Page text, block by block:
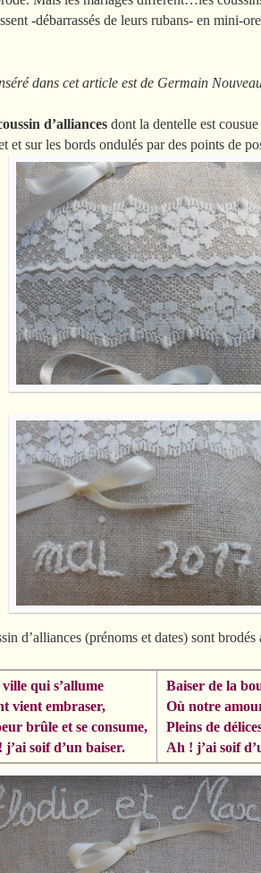
-débarrassés de leurs rubans- en mini-
dans cet article est de Germain
d’alliances dont la dentelle est
et sur les bords ondulés par des points de
d’alliances (prénoms et dates) sont
qui s’allume
vient embraser,
brûle et se consume,
j’ai soif d’un baiser.
Baiser de la
Où notre
Pleins de
Ah ! j’ai soif